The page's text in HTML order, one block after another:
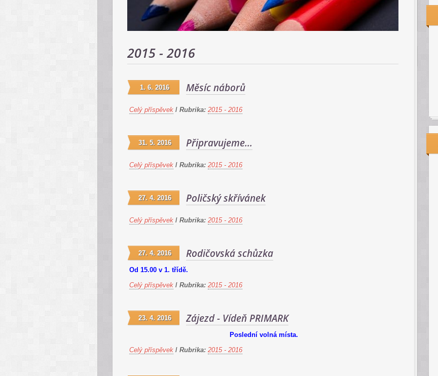
2015 - 2016
Měsíc náborů
1. 6. 2016
Celý příspěvek / Rubrika: 2015 - 2016
Připravujeme...
31. 5. 2016
Celý příspěvek / Rubrika: 2015 - 2016
Poličský skřívánek
27. 4. 2016
Celý příspěvek / Rubrika: 2015 - 2016
Rodičovská schůzka
27. 4. 2016
Od 15.00 v 1. třídě.
Celý příspěvek / Rubrika: 2015 - 2016
Zájezd - Vídeň PRIMARK
23. 4. 2016
Poslední volná místa.
Celý příspěvek / Rubrika: 2015 - 2016